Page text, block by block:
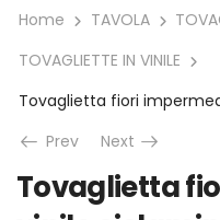
Home TAVOLA
TOVAGLIETTE IN VINILE
Prev
Next
Tovaglietta